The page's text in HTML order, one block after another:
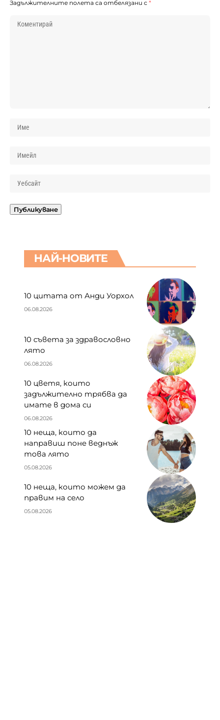
Задължителните полета са отбелязани с *
НАЙ-НОВИТЕ
10 цитата от Анди Уорхол
06.08.2026
10 съвета за здравословно
лято
06.08.2026
10 цветя, които
задължително трябва да
имате в дома си
06.08.2026
10 неща, които да
направиш поне веднъж
това лято
05.08.2026
10 неща, които можем да
правим на село
05.08.2026